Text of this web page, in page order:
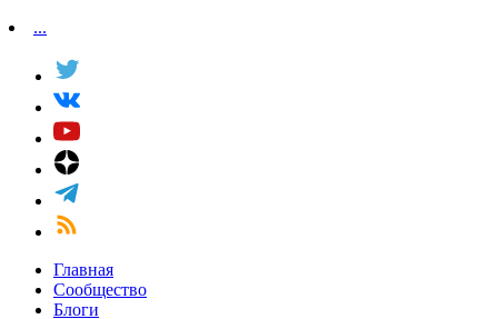
...
Главная
Сообщество
Блоги